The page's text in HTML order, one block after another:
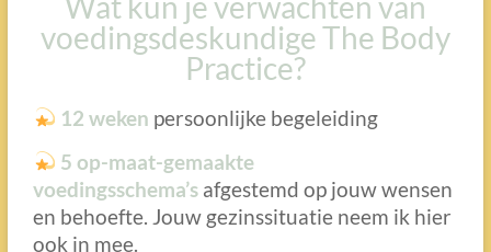
voedingsdeskundige The Body
Practice?​
12 weken persoonlijke begeleiding
5 op-maat-gemaakte
voedingsschema’safgestemd op jouw wensen
en behoefte. Jouw gezinssituatie neem ik hier
ook in mee.